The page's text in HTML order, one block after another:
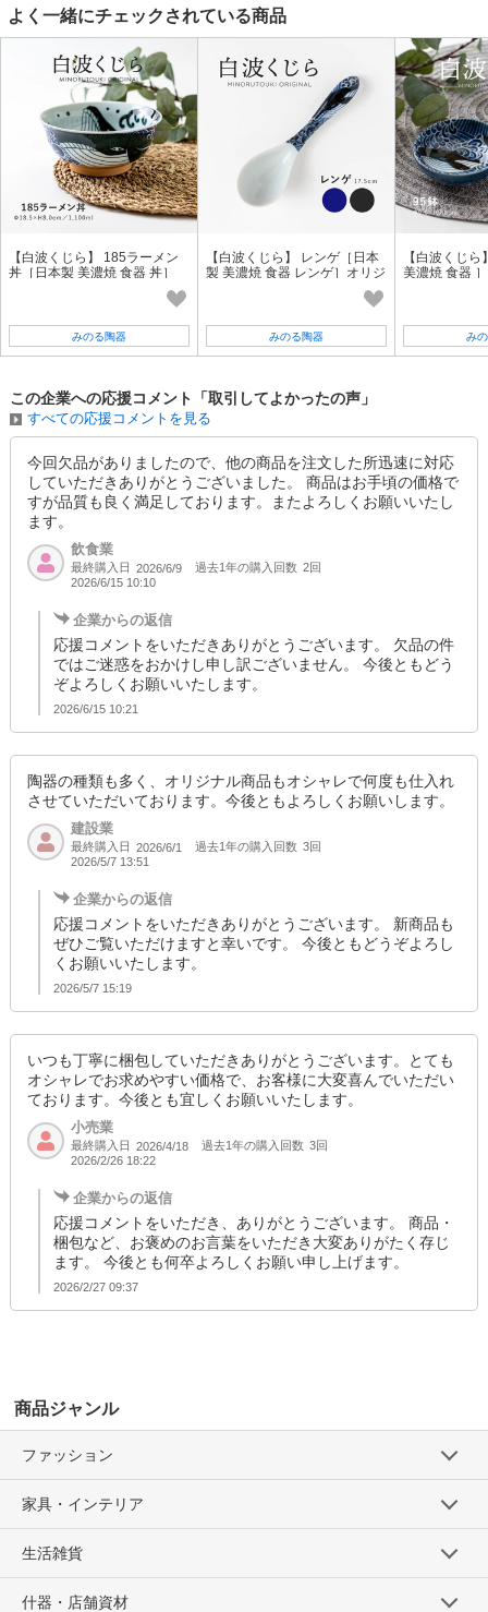
よく一緒にチェックされている商品
【白波くじら】 185ラーメン
丼［日本製 美濃焼 食器 丼］
みのる陶器
【白波くじら】 レンゲ［日本
製 美濃焼 食器 レンゲ］オリジ
みのる陶器
【白波くじ
美濃焼 食器
み
この企業への応援コメント「取引してよかったの声」
すべての応援コメントを見る
今回欠品がありましたので、他の商品を注文した所迅速に対応
していただきありがとうございました。 商品はお手頃の価格で
すが品質も良く満足しております。またよろしくお願いいたし
ます。
飲食業
最終購入日 2026/6/9 過去1年の購入回数 2回
2026/6/15 10:10
企業からの返信
応援コメントをいただきありがとうございます。 欠品の件
ではご迷惑をおかけし申し訳ございません。 今後ともどう
ぞよろしくお願いいたします。
2026/6/15 10:21
陶器の種類も多く、オリジナル商品もオシャレで何度も仕入れ
させていただいております。今後ともよろしくお願いします。
建設業
最終購入日 2026/6/1 過去1年の購入回数 3回
2026/5/7 13:51
企業からの返信
応援コメントをいただきありがとうございます。 新商品も
ぜひご覧いただけますと幸いです。 今後ともどうぞよろし
くお願いいたします。
2026/5/7 15:19
いつも丁寧に梱包していただきありがとうございます。とても
オシャレでお求めやすい価格で、お客様に大変喜んでいただい
ております。今後とも宜しくお願いいたします。
小売業
最終購入日 2026/4/18 過去1年の購入回数 3回
2026/2/26 18:22
企業からの返信
応援コメントをいただき、ありがとうございます。 商品・
梱包など、お褒めのお言葉をいただき大変ありがたく存じ
ます。 今後とも何卒よろしくお願い申し上げます。
2026/2/27 09:37
商品ジャンル
ファッション
家具・インテリア
生活雑貨
什器・店舗資材